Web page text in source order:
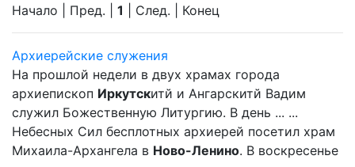
Начало | Пред. | 1 | След. | Конец
Архиерейские служения
На прошлой недели в двух храмах города
архиепископ Иркутскитй и Ангарскитй Вадим
служил Божественную Литургию. В день ... ...
Небесных Сил бесплотных архиерей посетил храм
Михаила-Архангела в Ново-Ленино. В воскресенье